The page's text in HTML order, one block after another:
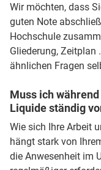
Wir möchten, dass
guten Note
Hochschule
Gliederung, Zeitplan
ähnlichen Fragen
Muss ich
Liquide ständig
Wie sich Ihre Arbeit
hängt stark von
die Anwesenheit im